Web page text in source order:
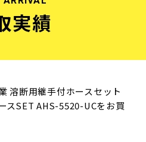
実績
溶断用継手付ホースセット
スSET AHS-5520-UCをお買